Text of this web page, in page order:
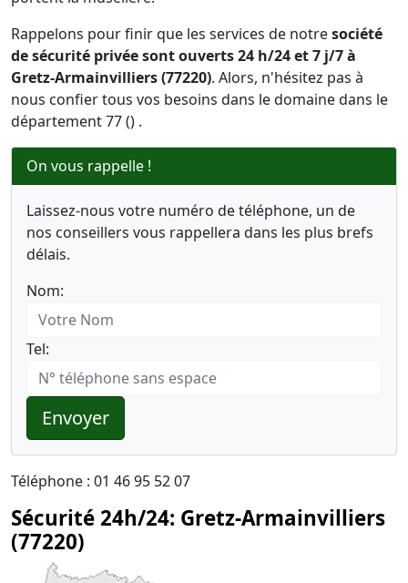
Rappelons pour finir que les services de notresociété
de sécurité privée sont ouverts 24 h/24 et 7 j/7 à
Gretz-Armainvilliers (77220). Alors, n'hésitez pas à
nous confier tous vos besoins dans le domaine dans le
département 77 () .
On vous rappelle !
Laissez-nous votre numéro de téléphone, un de
nos conseillers vous rappellera dans les plus brefs
délais.
Nom:
Tel:
Envoyer
Téléphone : 01 46 95 52 07
Sécurité 24h/24: Gretz-Armainvilliers
(77220)